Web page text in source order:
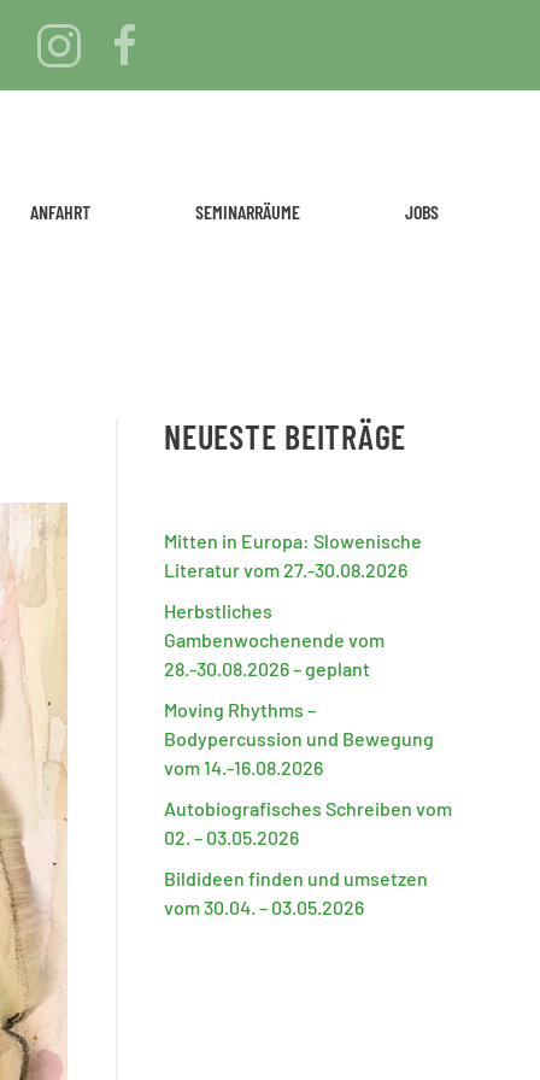
ANFAHRT SEMINARRÄUME JOBS
NEUESTE BEITRÄGE
Mitten in Europa: Slowenische
Literatur vom 27.-30.08.2026
Herbstliches
Gambenwochenende vom
28.-30.08.2026 – geplant
Moving Rhythms –
Bodypercussion und Bewegung
vom 14.-16.08.2026
Autobiografisches Schreiben vom
02. – 03.05.2026
Bildideen finden und umsetzen
vom 30.04. – 03.05.2026